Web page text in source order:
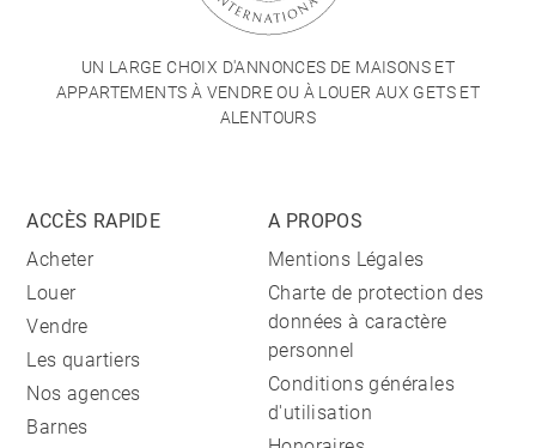
UN LARGE CHOIX D'ANNONCES DE MAISONS ET
APPARTEMENTS À VENDRE OU À LOUER AUX GETS ET
ALENTOURS
ACCÈS RAPIDE
Acheter
Louer
Vendre
Les quartiers
Nos agences
Barnes
A PROPOS
Mentions Légales
Charte de protection des
données à caractère
personnel
Conditions générales
d'utilisation